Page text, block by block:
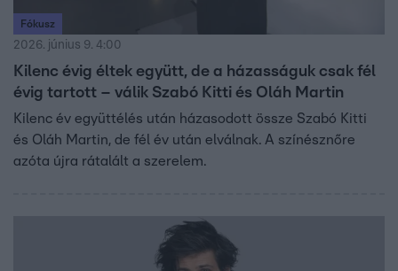
Fókusz
2026. június 9. 4:00
Kilenc évig éltek együtt, de a házasságuk csak fél
évig tartott – válik Szabó Kitti és Oláh Martin
Kilenc év együttélés után házasodott össze Szabó Kitti
és Oláh Martin, de fél év után elválnak. A színésznőre
azóta újra rátalált a szerelem.